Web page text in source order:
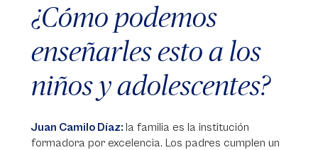
¿Cómo podemos
enseñarles esto a los
niños y adolescentes?
Juan Camilo Díaz: la familia es la institución
formadora por excelencia. Los padres cumplen un